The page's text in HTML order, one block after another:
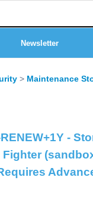
Prodotti
Corsi
Newsletter
Maintenance
-